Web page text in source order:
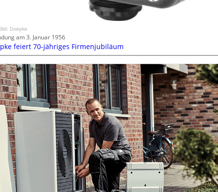
Doepke
am 3. Januar 1956
feiert 70-jähriges Firmenjubiläum